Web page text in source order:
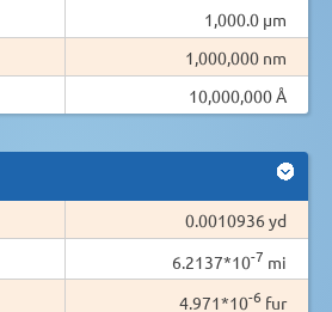
1,000.0 µm
1,000,000 nm
10,000,000 Å
0.0010936 yd
6.2137*10-7 mi
4.971*10-6 fur